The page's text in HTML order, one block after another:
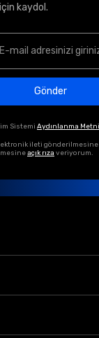
kaydol.
Gönder
Sistemi Aydınlanma Metni
ileti gönderilmesine
açık rıza veriyorum.